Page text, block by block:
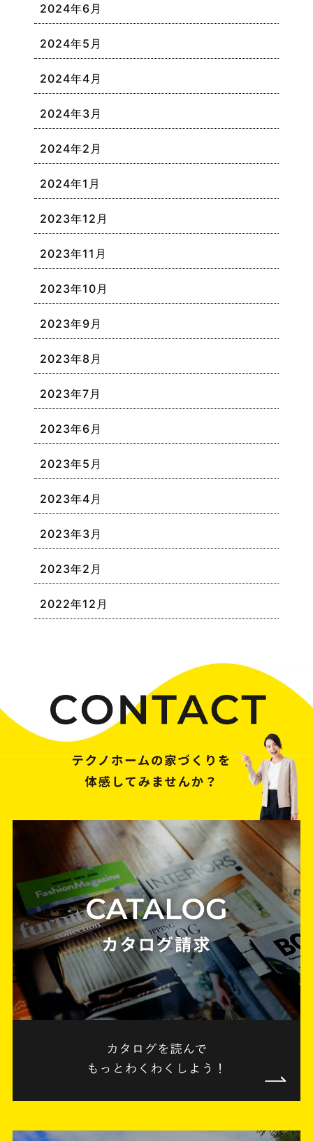
2024年6月
2024年5月
2024年4月
2024年3月
2024年2月
2024年1月
2023年12月
2023年11月
2023年10月
2023年9月
2023年8月
2023年7月
2023年6月
2023年5月
2023年4月
2023年3月
2023年2月
2022年12月